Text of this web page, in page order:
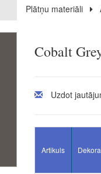
Plātņu materiāli
Cobalt
Uzdot
Artikuls